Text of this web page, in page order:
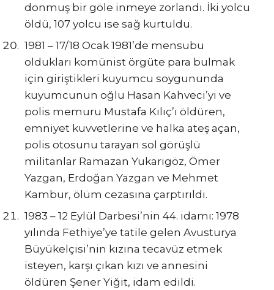
donmuş bir göle inmeye zorlandı. İki yolcu
öldü, 107 yolcu ise sağ kurtuldu.
1981 – 17/18 Ocak 1981’de mensubu
oldukları komünist örgüte para bulmak
için giriştikleri kuyumcu soygununda
kuyumcunun oğlu Hasan Kahveci’yi ve
polis memuru Mustafa Kılıç’ı öldüren,
emniyet kuvvetlerine ve halka ateş açan,
polis otosunu tarayan sol görüşlü
militanlar Ramazan Yukarıgöz, Ömer
Yazgan, Erdoğan Yazgan ve Mehmet
Kambur, ölüm cezasına çarptırıldı.
1983 – 12 Eylül Darbesi’nin 44. idamı: 1978
yılında Fethiye’ye tatile gelen Avusturya
Büyükelçisi’nin kızına tecavüz etmek
isteyen, karşı çıkan kızı ve annesini
öldüren Şener Yiğit, idam edildi.